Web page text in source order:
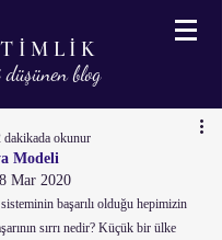
blog
Modeli
dakikada okunur
Mar 2020
başarılı olduğu hepimizin
sırrı nedir? Küçük bir ülke